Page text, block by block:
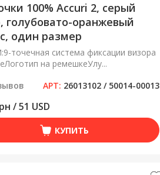
100% Accuri 2, серый
голубовато-оранжевый
один размер
точечная система фиксации визора
на ремешкеУлу...
АРТ: 26013102 / 50014-00013
/ 51 USD
КУПИТЬ